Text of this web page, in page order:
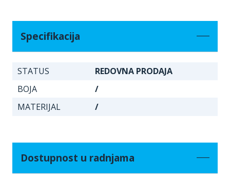
Specifikacija
STATUS
REDOVNA PRODAJA
BOJA
/
MATERIJAL
/
Dostupnost u radnjama